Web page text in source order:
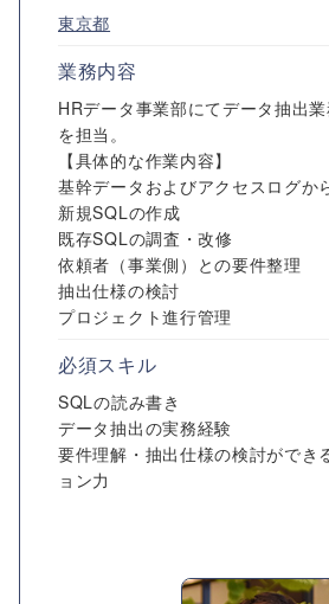
東京都
業務内容
HRデータ事業部にてデータ抽出
を担当。
【具体的な作業内容】
基幹データおよびアクセスログか
新規SQLの作成
既存SQLの調査・改修
依頼者（事業側）との要件整理
抽出仕様の検討
プロジェクト進行管理
必須スキル
SQLの読み書き
データ抽出の実務経験
要件理解・抽出仕様の検討ができ
ョン力